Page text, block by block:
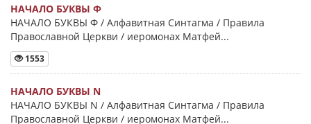
НАЧАЛО БУКВЫ Φ
НАЧАЛО БУКВЫ Φ / Алфавитная Синтагма / Правила
Православной Церкви / иеромонах Матфей...
1553
НАЧАЛО БУКВЫ Ν
НАЧАЛО БУКВЫ Ν / Алфавитная Синтагма / Правила
Православной Церкви / иеромонах Матфей...